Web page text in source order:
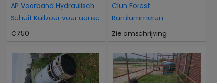
AP Voorband Hydraulisch
Schuif Kuilvoer voer aansc
€750
Clun Forest
Ramlammeren
Zie omschrijving